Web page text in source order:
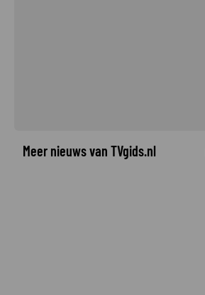
Meer nieuws van TVgids.nl